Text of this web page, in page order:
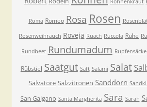
Rohnenkraut
Roma Romeo Rosa Rosen
Rosenweihrauch Roveja Ruach Ruccola Ruhe
Rundbeet Rundumadum Rupfensäcke
Rübstiel Saatgut Saft Salami Salat
Salvatore Salzzitronen Sanddorn
San Galgano Santa Margherita Sara Sarah